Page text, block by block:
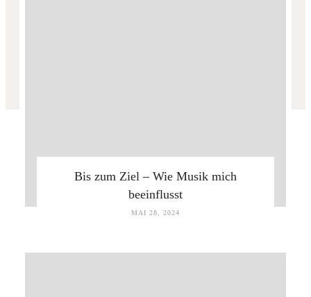
Bis zum Ziel – Wie Musik mich
beeinflusst
MAI 28, 2024